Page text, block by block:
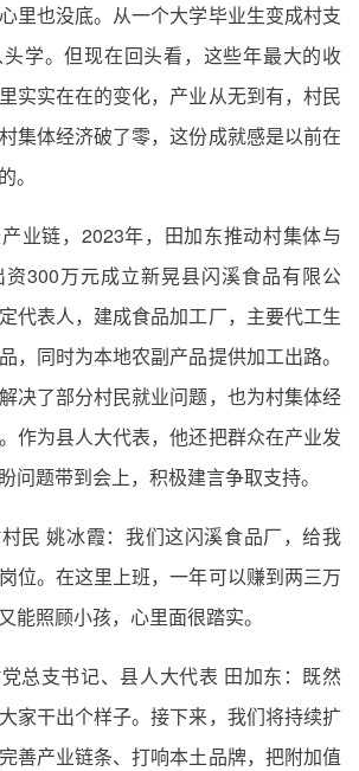
里也没底。从一个大学毕业生变成村支
学。但现在回头看，这些年最大的收
实实在在的变化，产业从无到有，村民
集体经济破了零，这份成就感是以前在
。
业链，2023年，田加东推动村集体与
300万元成立新晃县闪溪食品有限公
代表人，建成食品加工厂，主要代工生
，同时为本地农副产品提供加工出路。
决了部分村民就业问题，也为村集体经
作为县人大代表，他还把群众在产业发
问题带到会上，积极建言争取支持。
民 姚冰霞：我们这闪溪食品厂，给我
位。在这里上班，一年可以赚到两三万
能照顾小孩，心里面很踏实。
总支书记、县人大代表 田加东：既然
家干出个样子。接下来，我们将持续扩
善产业链条、打响本土品牌，把附加值